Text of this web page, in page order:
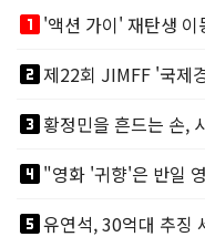
looks_one
looks_two제22회 JIMFF '국제
looks_3
looks_4"영화 '귀향'은 반일
looks_5유연석, 30억대 추징